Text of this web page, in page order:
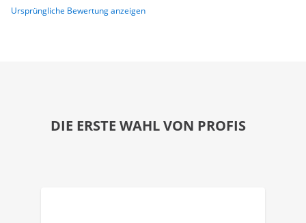
Ursprüngliche Bewertung anzeigen
DIE ERSTE WAHL VON PROFIS